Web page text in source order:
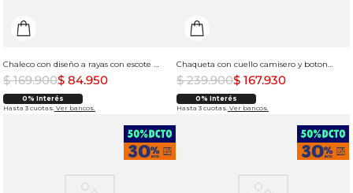
Chaleco con diseño a rayas con escote en V para mujer
$ 169.900$ 84.950
0% Interés
Hasta 3 cuotas. Ver bancos.
Chaqueta con cuello camisero y botones en frente para mujer
$ 239.900$ 167.930
0% Interés
Hasta 3 cuotas. Ver bancos.